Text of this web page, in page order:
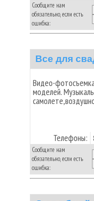
Сообщите нам
обязательно, если есть
ошибка:
Все для
Видео-
моделей.
Телефоны:
Сообщите нам
обязательно, если есть
ошибка: